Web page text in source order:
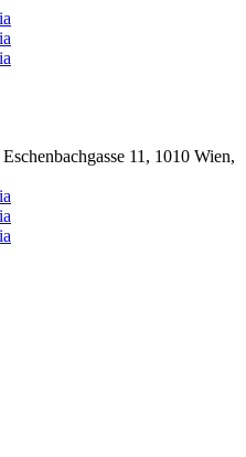
Eschenbachgasse 11, 1010 Wien,